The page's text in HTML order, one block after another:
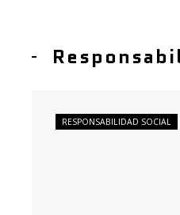
RESPONSABILIDAD SOCIAL